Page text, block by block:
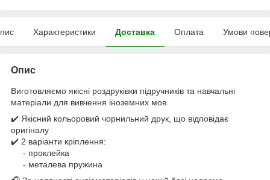
Характеристики Доставка Оплата Умови
Опис
Виготовляємо якісні роздруківки підручників та навчальні
матеріали для вивчення іноземних мов.
✔️ Якісний кольоровий чорнильний друк, що відповідає
оригіналу
✔️ 2 варіанти кріплення:
- проклейка
- металева пружина